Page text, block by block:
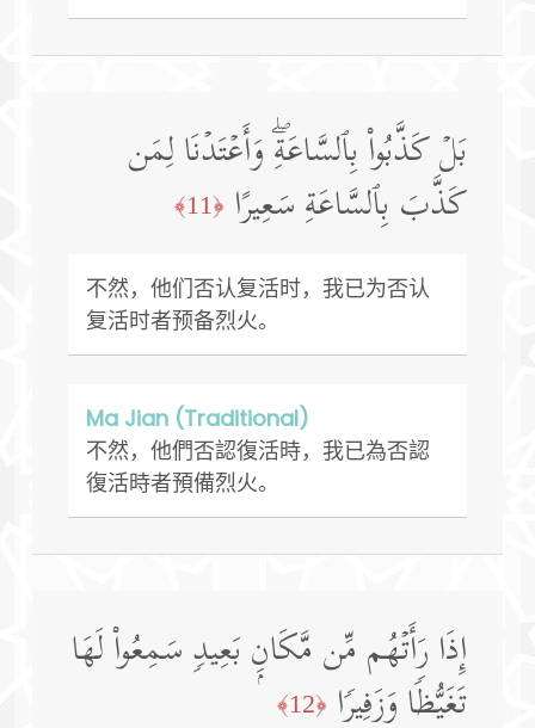
بَلۡ كَذَّبُوا۟ بِٱلسَّاعَةِۖ وَأَعۡتَدۡنَا لِمَن
كَذَّبَ بِٱلسَّاعَةِ سَعِیرًا ﴿11﴾
不然，他们否认复活时，我已为否认
复活时者预备烈火。
Ma Jian (Traditional)
不然，他們否認復活時，我已為否認
復活時者預備烈火。
إِذَا رَأَتۡهُم مِّن مَّكَانِۭ بَعِیدࣲ سَمِعُوا۟ لَهَا
تَغَیُّظࣰا وَزَفِیرࣰا ﴿12﴾